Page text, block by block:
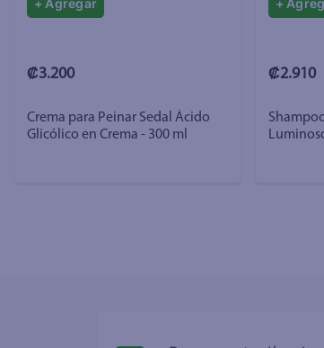
+ Agregar
₡3.200
Crema para Peinar Sedal Ácido
Glicólico en Crema - 300 ml
+
₡2.910